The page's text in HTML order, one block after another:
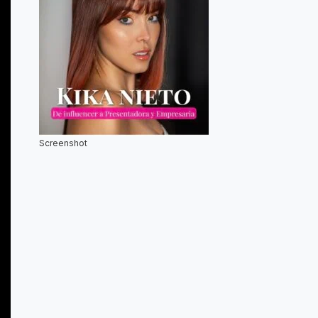
Screenshot